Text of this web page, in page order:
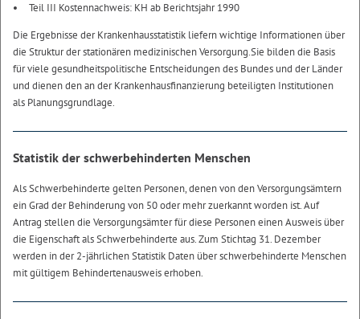
Teil III Kostennachweis: KH ab Berichtsjahr 1990
Die Ergebnisse der Krankenhausstatistik liefern wichtige Informationen über
die Struktur der stationären medizinischen Versorgung.Sie bilden die Basis
für viele gesundheitspolitische Entscheidungen des Bundes und der Länder
und dienen den an der Krankenhausfinanzierung beteiligten Institutionen
als Planungsgrundlage.
Statistik der schwerbehinderten Menschen
Als Schwerbehinderte gelten Personen, denen von den Versorgungsämtern
ein Grad der Behinderung von 50 oder mehr zuerkannt worden ist. Auf
Antrag stellen die Versorgungsämter für diese Personen einen Ausweis über
die Eigenschaft als Schwerbehinderte aus. Zum Stichtag 31. Dezember
werden in der 2-jährlichen Statistik Daten über schwerbehinderte Menschen
mit gültigem Behindertenausweis erhoben.